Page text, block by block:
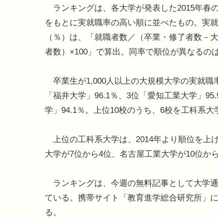
ランキングは、各大学が発表した2015年春
をもとに実就職率の高い順に並べたもの。実
（％）は、「就職者数／（卒業・修了者数－
者数）×100」で算出。同率で順位が異なるの
卒業生が1,000人以上の大規模大学の実就職
「福井大学」96.1％、3位「愛知工業大学」
学」94.1％。上位10校のうち、6校を工科系
上位の工科系大学は、2014年より順位を上
大学が7位から4位、名古屋工業大学が10位か
ランキングは、今週の無料記事として大学
ている。携帯サイト「教育進学総合研究所」
る。